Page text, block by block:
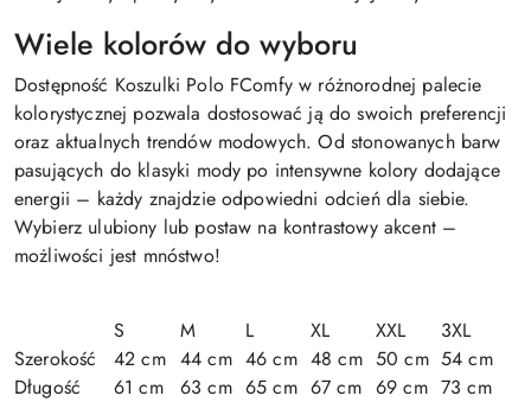
Wiele kolorów do wyboru
Dostępność Koszulki Polo FComfy w różnorodnej palecie
kolorystycznej pozwala dostosować ją do swoich preferencji
oraz aktualnych trendów modowych. Od stonowanych barw
pasujących do klasyki mody po intensywne kolory dodające
energii – każdy znajdzie odpowiedni odcień dla siebie.
Wybierz ulubiony lub postaw na kontrastowy akcent –
możliwości jest mnóstwo!
S M L XL XXL
3XL
Szerokość
42 cm 44 cm 46 cm 48 cm 50 cm 54 cm
Długość
61 cm 63 cm 65 cm 67 cm 69 cm 73 cm